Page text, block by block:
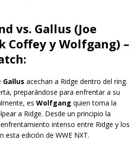
vs. Gallus (Joe
Coffey y Wolfgang) –
Gallus acechan a Ridge dentro del ring.
preparándose para enfrentar a su
es Wolfgang quien toma la
a Ridge. Desde un principio la
intenso entre Ridge y los
esta edición de WWE NXT.